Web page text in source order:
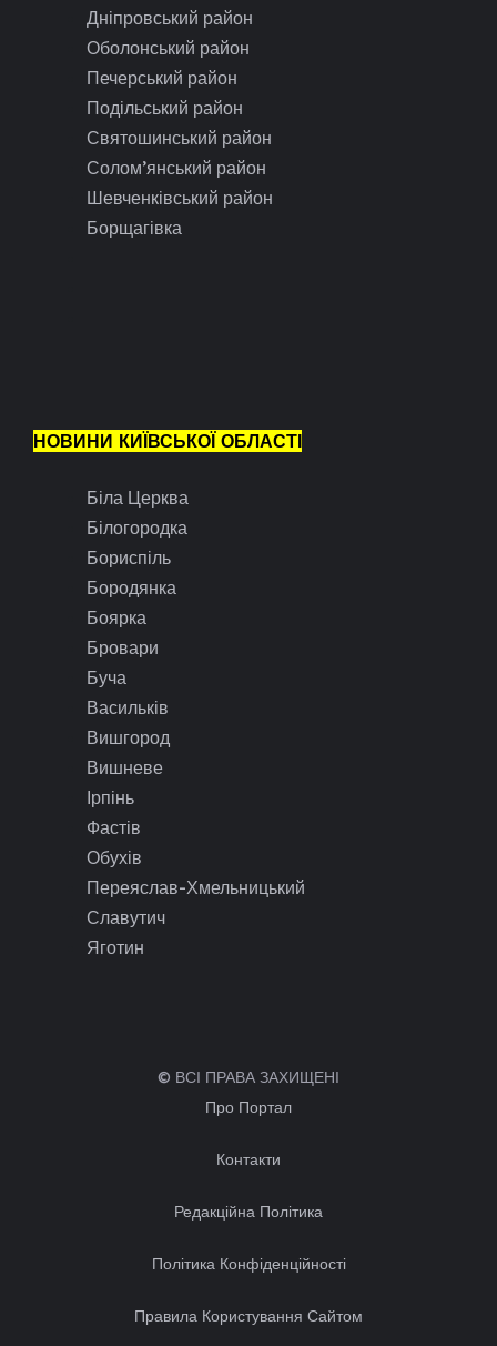
Дніпровський район
Оболонський район
Печерський район
Подільський район
Святошинський район
Солом’янський район
Шевченківський район
Борщагівка
НОВИНИ КИЇВСЬКОЇ ОБЛАСТІ
Біла Церква
Білогородка
Бориспіль
Бородянка
Боярка
Бровари
Буча
Васильків
Вишгород
Вишневе
Ірпінь
Фастів
Обухів
Переяслав-Хмельницький
Славутич
Яготин
© ВСІ ПРАВА ЗАХИЩЕНІ
Про Портал
Контакти
Редакційна Політика
Політика Конфіденційності
Правила Користування Сайтом